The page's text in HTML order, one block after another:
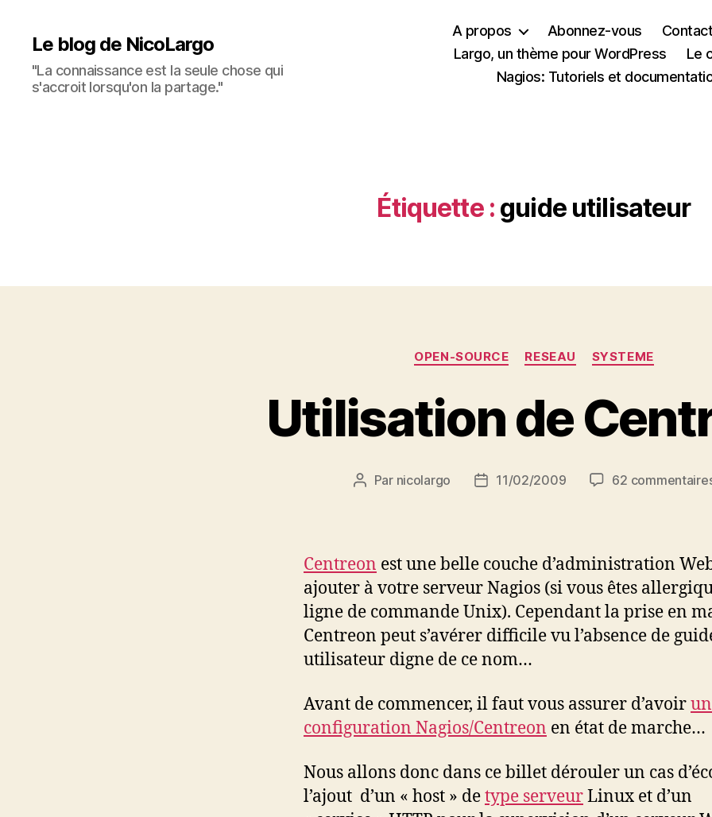
Le blog de NicoLargo
"La connaissance est la seule chose qui
s'accroit lorsqu'on la partage."
A propos Abonnez-vous
Largo, un thème pour WordPress
Le
Nagios: Tutoriels et
Étiquette : guide utilisateur
Catégories
OPEN-SOURCE RESEAU SYSTEME
Utilisation de
Auteur
Par nicolargo
Date11/02/2009 62
Centreon est une belle couche d’administration
ajouter à votre serveur Nagios (si vous êtes
ligne de commande Unix). Cependant la prise en
Centreon peut s’avérer difficile vu l’absence de
utilisateur digne de ce nom…
Avant de commencer, il faut vous assurer d’avoir
configuration Nagios/Centreon en état de marche…
Nous allons donc dans ce billet dérouler un cas
l’ajout d’un « host » detype serveurLinux et d’un